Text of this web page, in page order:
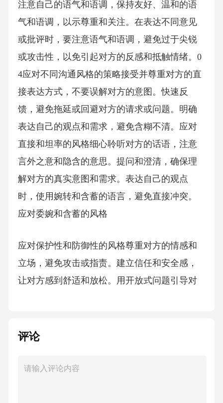
注意自己的语气和语调，保持友好、温和的语
气和语调，以示尊重和关注。在表达不同意见
或批评时，要注意语气和语调，避免过于尖锐
或攻击性，以免引起对方的反感和抵触情绪。0
4应对不同沟通风格的策略接受并尊重对方的直
接表达方式，不要误解对方的意图。快速反
馈，避免拖延或回避对方的请求或问题。明确
表达自己的观点和需求，避免含糊不清。应对
直接和坦率的风格细心聆听对方的话语，注意
言外之意和隐含的意思。提问和澄清，确保理
解对方的真实意图和需求。表达自己的观点
时，使用婉转和含蓄的语言，避免直接冲突。
应对委婉和含蓄的风格
应对保护性和防御性的风格尊重对方的情感和
立场，避免攻击或指责。建立信任和安全感，
让对方感到舒适和放松。用开放式问题引导对
响沟通的深度和广度，因此要不断扩充自己的
习，提高语言表达能力，增强沟通效果。掌握
评论